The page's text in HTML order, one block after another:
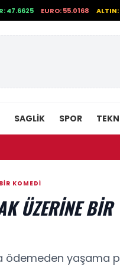
47.6625 EURO: 55.0168
SAGLIK SPOR
KOMEDI
ÜZERINE BIR
ödemeden yaşama